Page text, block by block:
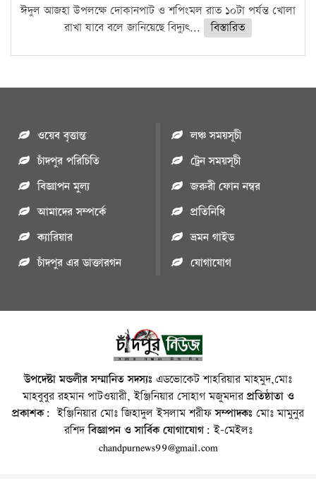
ঈদুল আজহা উপলক্ষে দোকানপাট ও শপিংমল রাত ১০টা পর্যন্ত খোলা
রাখা যাবে বলে জানিয়েছে বিদ্যুৎ...
বিস্তারিত
ওয়েব বৃত্তান্ত
চাঁদপুর পরিচিতি
বিজ্ঞাপন মুল্য
আমাদের সম্পর্কে
ক্যারিয়ার
চাঁদপুর এর ডাক্তারগন
লঞ্চ সময়সূচী
ট্রেন সময়সূচী
জরুরী ফোন নম্বর
প্রতিনিধি
ভ্রমন গাইড
যোগাযোগ
উপদেষ্টা মন্ডলীর সম্মানিত সদস্যঃ এডভোকেট শাহরিয়ার মাহমুদ,মোঃ
মাহবুবুর রহমান পাটওয়ারী, ইঞ্জিনিয়ার সোহাগ মজুমদারপ্রতিষ্ঠাতা ও
প্রকাশক: ইঞ্জিনিয়ার মোঃ জিহাদুল ইসলাম শরীফসম্পাদকঃ মোঃ মামুনুর
রশিদবিজ্ঞাপন ও সার্বিক যোগাযোগ: ই-মেইলঃ
chandpurnews99@gmail.com